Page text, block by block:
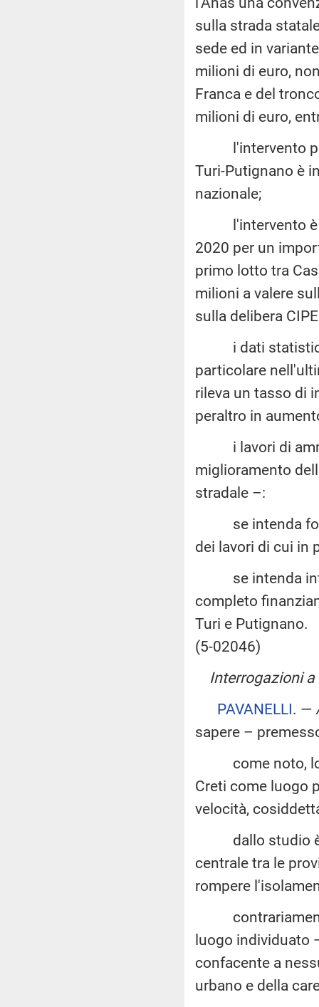
sulla strada
sede ed in
milioni di euro,
Franca e del
milioni di euro,
l'intervento per
Turi-Putignano è
nazionale;
l'intervento è
2020 per un
primo lotto tra
milioni a valere
sulla delibera
i dati statistici
particolare
rileva un tasso di
peraltro in
i lavori di
miglioramento
stradale –:
se intenda
dei lavori di cui in
se intenda
completo
Turi e Putignano.
(5-02046)
Interrogazioni
PAVANELLI. —
sapere –
come noto, lo
Creti come luogo
velocità,
dallo studio è
centrale tra le
rompere
contrariamente
luogo individuato
confacente a
urbano e della